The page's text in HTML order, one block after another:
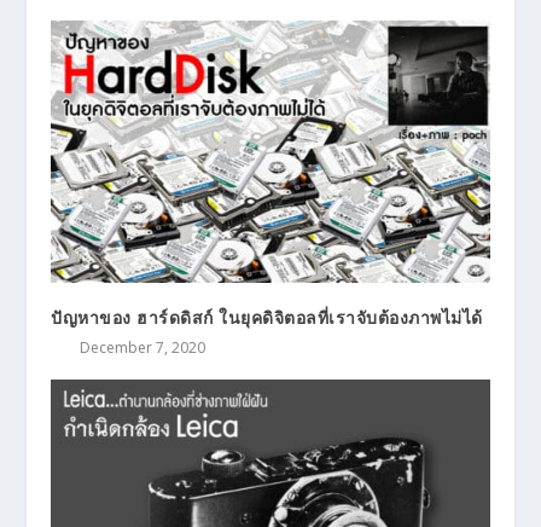
ปัญหาของ ฮาร์ดดิสก์ ในยุคดิจิตอลที่เราจับต้องภาพไม่ได้
December 7, 2020